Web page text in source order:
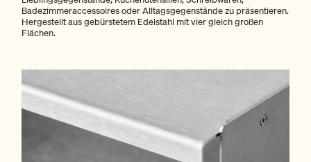
Badezimmeraccessoires oder Alltagsgegenstände zu präsentieren.
Hergestellt aus gebürstetem Edelstahl mit vier gleich großen
Flächen.